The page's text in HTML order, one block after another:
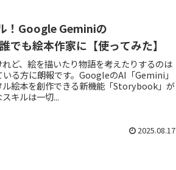
！Google Geminiの
でも絵本作家に【使ってみた】
れど、絵を描いたり物語を考えたりするのは
る方に朗報です。GoogleのAI「Gemini」
ル絵本を創作できる新機能「Storybook」が
キルは一切...
2025.08.17